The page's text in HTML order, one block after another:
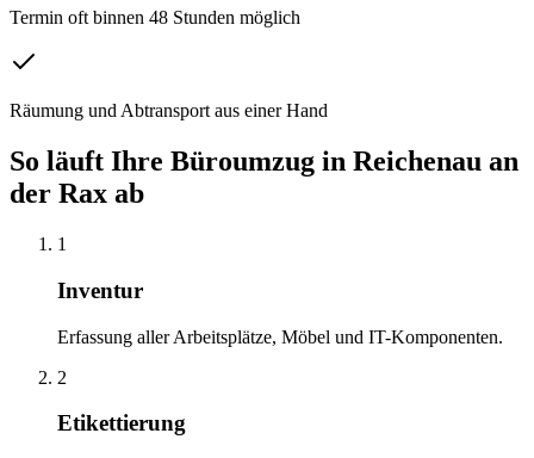
Termin oft binnen 48 Stunden möglich
Räumung und Abtransport aus einer Hand
So läuft Ihre Büroumzug in Reichenau an
der Rax ab
1
Inventur
Erfassung aller Arbeitsplätze, Möbel und IT-Komponenten.
2
Etikettierung